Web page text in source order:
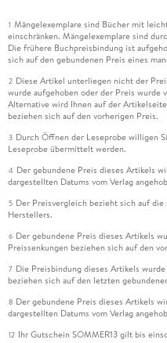
1 Mängelexemplare sind Bücher mit
einschränken. Mängelexemplare sind
Die frühere Buchpreisbindung ist
sich auf den gebundenen Preis eines
2 Diese Artikel unterliegen nicht der
wurde aufgehoben oder der Preis wurde
Alternative wird Ihnen auf der
beziehen sich auf den vorherigen Preis.
3 Durch Öffnen der Leseprobe willigen
Leseprobe übermittelt werden.
4 Der gebundene Preis dieses Artikels
dargestellten Datums vom Verlag
5 Der Preisvergleich bezieht sich auf
Herstellers.
6 Der gebundene Preis dieses Artikels
Preissenkungen beziehen sich auf den
7 Die Preisbindung dieses Artikels
beziehen sich auf den letzten
8 Der gebundene Preis dieses Artikels
dargestellten Datums vom Verlag
12 Ihr Gutschein SOMMER13 gilt bis